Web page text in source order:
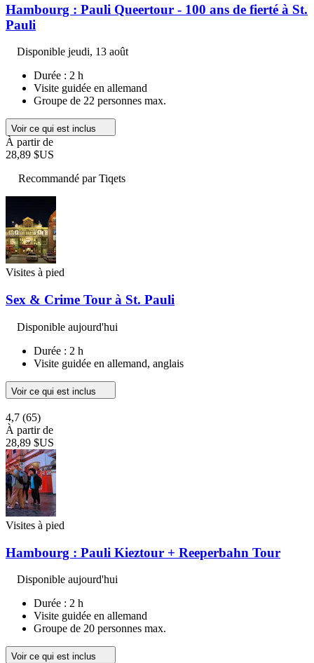
Hambourg : Pauli Queertour - 100 ans de fierté à St.
Pauli
Disponible jeudi, 13 août
Durée : 2 h
Visite guidée en allemand
Groupe de 22 personnes max.
Voir ce qui est inclus
À partir de
28,89 $US
Recommandé par Tiqets
Visites à pied
Sex & Crime Tour à St. Pauli
Disponible aujourd'hui
Durée : 2 h
Visite guidée en allemand, anglais
Voir ce qui est inclus
4,7 (65)
À partir de
28,89 $US
Visites à pied
Hambourg : Pauli Kieztour + Reeperbahn Tour
Disponible aujourd'hui
Durée : 2 h
Visite guidée en allemand
Groupe de 20 personnes max.
Voir ce qui est inclus